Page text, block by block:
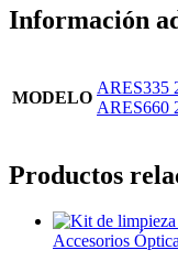
Información
MODELO
ARES335
ARES660
Productos
Accesorios